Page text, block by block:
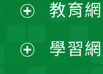
選
單
開
選
開
教育
學習